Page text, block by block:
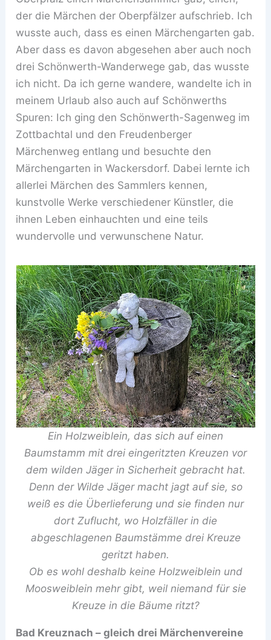
der die Märchen der Oberpfälzer aufschrieb. Ich
wusste auch, dass es einen Märchengarten gab.
Aber dass es davon abgesehen aber auch noch
drei Schönwerth-Wanderwege gab, das wusste
ich nicht. Da ich gerne wandere, wandelte ich in
meinem Urlaub also auch auf Schönwerths
Spuren: Ich ging den Schönwerth-Sagenweg im
Zottbachtal und den Freudenberger
Märchenweg entlang und besuchte den
Märchengarten in Wackersdorf. Dabei lernte ich
allerlei Märchen des Sammlers kennen,
kunstvolle Werke verschiedener Künstler, die
ihnen Leben einhauchten und eine teils
wundervolle und verwunschene Natur.
Ein Holzweiblein, das sich auf einen
Baumstamm mit drei eingeritzten Kreuzen vor
dem wilden Jäger in Sicherheit gebracht hat.
Denn der Wilde Jäger macht jagt auf sie, so
weiß es die Überlieferung und sie finden nur
dort Zuflucht, wo Holzfäller in die
abgeschlagenen Baumstämme drei Kreuze
geritzt haben.
Ob es wohl deshalb keine Holzweiblein und
Moosweiblein mehr gibt, weil niemand für sie
Kreuze in die Bäume ritzt?
Bad Kreuznach – gleich drei Märchenvereine